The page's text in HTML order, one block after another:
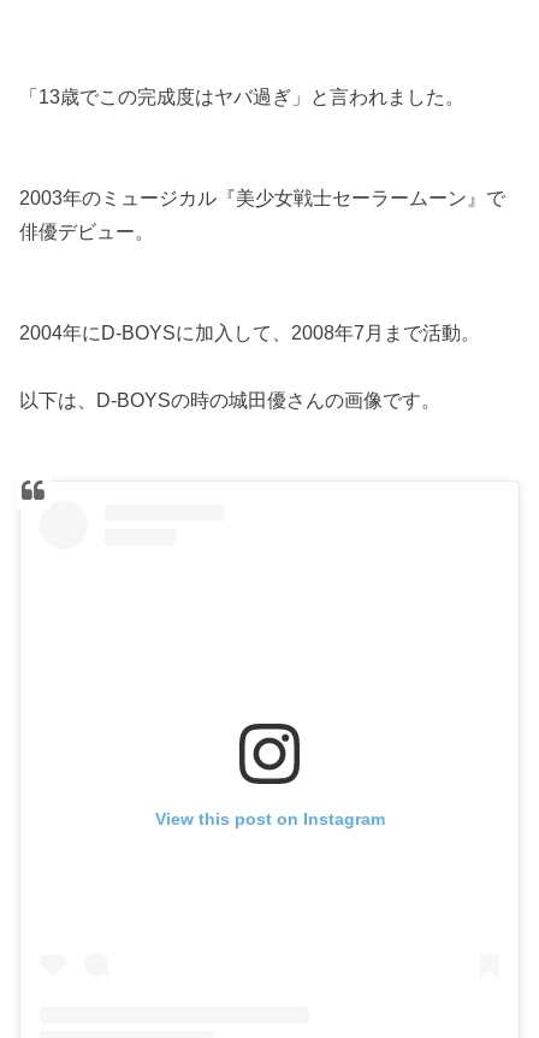
「13歳でこの完成度はヤバ過ぎ」と言われました。
2003年のミュージカル『美少女戦士セーラームーン』で
俳優デビュー。
2004年にD-BOYSに加入して、2008年7月まで活動。
以下は、D-BOYSの時の城田優さんの画像です。
View this post on Instagram